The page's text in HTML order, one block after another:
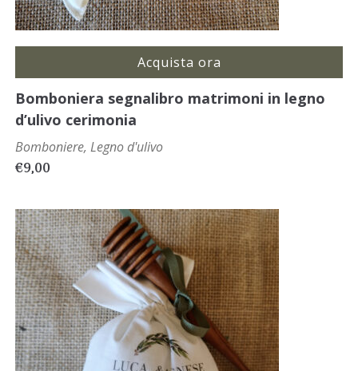
Acquista ora
Bomboniera segnalibro matrimoni in legno
d’ulivo cerimonia
Bomboniere, Legno d'ulivo
€9,00